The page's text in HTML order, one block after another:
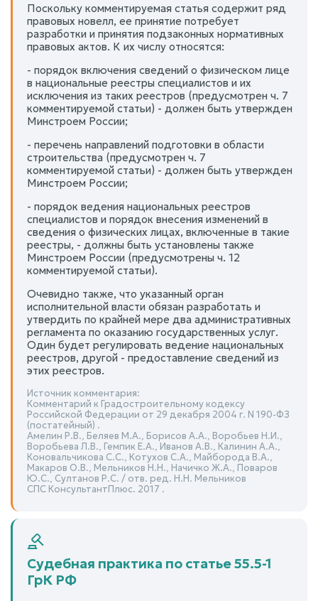
Поскольку комментируемая статья содержит ряд
правовых новелл, ее принятие потребует
разработки и принятия подзаконных нормативных
правовых актов. К их числу относятся:
- порядок включения сведений о физическом лице
в национальные реестры специалистов и их
исключения из таких реестров (предусмотрен ч. 7
комментируемой статьи) - должен быть утвержден
Минстроем России;
- перечень направлений подготовки в области
строительства (предусмотрен ч. 7
комментируемой статьи) - должен быть утвержден
Минстроем России;
- порядок ведения национальных реестров
специалистов и порядок внесения изменений в
сведения о физических лицах, включенные в такие
реестры, - должны быть установлены также
Минстроем России (предусмотрены ч. 12
комментируемой статьи).
Очевидно также, что указанный орган
исполнительной власти обязан разработать и
утвердить по крайней мере два административных
регламента по оказанию государственных услуг.
Один будет регулировать ведение национальных
реестров, другой - предоставление сведений из
этих реестров.
Источник комментария:
Комментарий к Градостроительному кодексу
Российской Федерации от 29 декабря 2004 г. N 190-ФЗ
(постатейный) .
Амелин Р.В., Беляев М.А., Борисов А.А., Воробьев Н.И.,
Воробьева Л.В., Гемпик Е.А., Иванов А.В., Калинин А.А.,
Коновальчикова С.С., Котухов С.А., Майборода В.А.,
Макаров О.В., Мельников Н.Н., Начичко Ж.А., Поваров
Ю.С., Султанов Р.С. / отв. ред. Н.Н. Мельников
СПС КонсультантПлюс. 2017 .
Судебная практика по статье 55.5-1
ГрК РФ